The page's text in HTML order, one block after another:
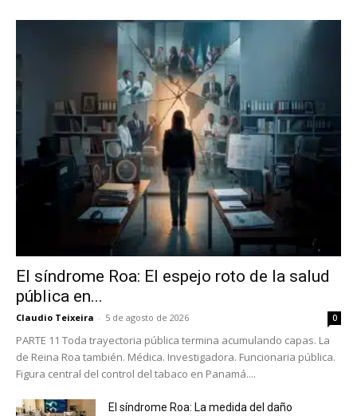
El síndrome Roa: El espejo roto de la salud
pública en...
Claudio Teixeira - 5 de agosto de 2026 0
PARTE 11 Toda trayectoria pública termina acumulando capas. La
de Reina Roa también. Médica. Investigadora. Funcionaria pública.
Figura central del control del tabaco en Panamá....
El síndrome Roa: La medida del daño